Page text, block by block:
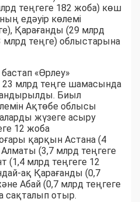
теңгеге 182 жоба) көш
едәуір көлемі
Қарағанды (29 млрд
млрд теңге) облыстарына
«Өрлеу»
23 млрд теңге шамасында
Биыл
Ақтөбе облысы
жүзеге асыру
12 жоба
қарқын Астана (4
(3,7 млрд теңгеге
млрд теңгеге 12
ақ Қарағанды (0,7
Абай (0,7 млрд теңгеге
сақталып отыр.